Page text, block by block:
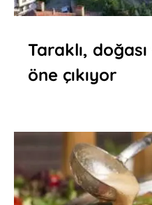
Taraklı,
öne çıkıyor